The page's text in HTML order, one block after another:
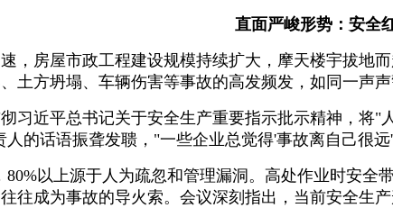
直面严峻形势：安全
，房屋市政工程建设规模持续扩大，摩天楼宇拔地
土方坍塌、车辆伤害等事故的高发频发，如同一声
习近平总书记关于安全生产重要指示批示精神，将
的话语振聋发聩，"一些企业总觉得'事故离自己很
以上源于人为疏忽和管理漏洞。高处作业时安
成为事故的导火索。会议深刻指出，当前安全生